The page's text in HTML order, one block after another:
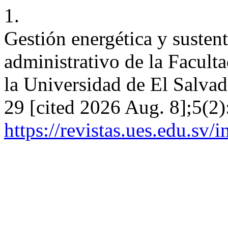
1.
Gestión energética y
administrativo de la
la Universidad de El
29 [cited 2026 Aug.
https://